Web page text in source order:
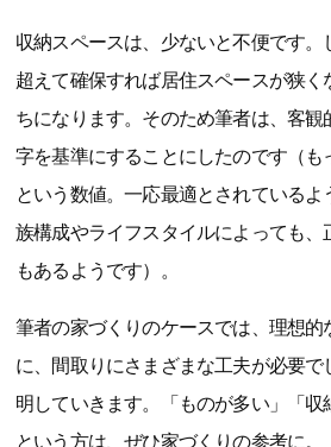
収納スペースは、少ないと不便です。
超えて確保すれば居住スペースが狭く
ちになります。そのため筆者は、客観
字を基準にすることにしたのです（も
という数値。一応最適とされている
族構成やライフスタイルによっても、
もあるようです）。
筆者の家づくりのケースでは、理想的
に、間取りにさまざまな工夫が必要で
明していきます。「ものが多い」「収
という方は、ぜひ家づくりの参考に。